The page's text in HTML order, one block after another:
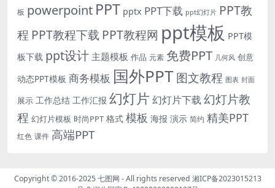
板 powerpoint PPT pptx PPT下载 ppt幻灯片 PPT教
程 PPT教程下载 PPT教程网 ppt模板 PPT模
板下载 ppt设计 主题模板 作品 元素 免费PPT 几何风 创意
动态PPT模板 商务模板 国外PPT图文教程 图表 封面
展示 工作总结 工作汇报 幻灯片 幻灯片下载 幻灯片教
程 幻灯片模板 时尚PPT 格式 模板 海报 演示 简约 精美PPT
红色 课件 高端PPT
Copyright © 2016-2025七图网 - All rights reserved 湘ICP备2023015213